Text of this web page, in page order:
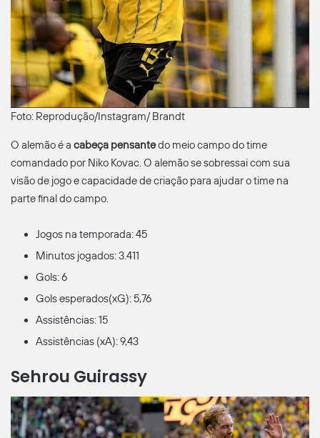
Foto: Reprodução/Instagram/ Brandt
O alemão é a cabeça pensantedo meio campo do time
comandado por Niko Kovac. O alemão se sobressai com sua
visão de jogo e capacidade de criação para ajudar o time na
parte final do campo.
Jogos na temporada: 45
Minutos jogados: 3.411
Gols: 6
Gols esperados(xG): 5,76
Assistências: 15
Assistências (xA): 9,43
Sehrou Guirassy